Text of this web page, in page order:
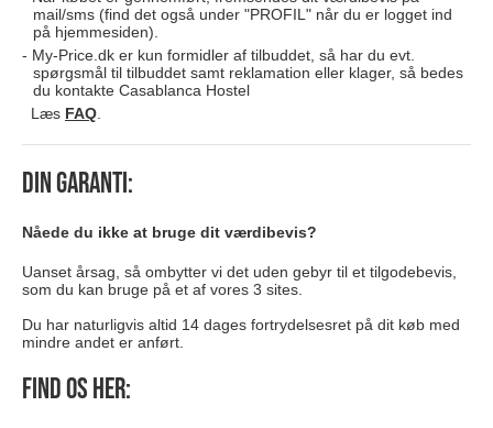
mail/sms (find det også under "PROFIL" når du er logget ind
på hjemmesiden).
My-Price.dk er kun formidler af tilbuddet, så har du evt.
spørgsmål til tilbuddet samt reklamation eller klager, så bedes
du kontakte Casablanca Hostel
Læs FAQ.
Din garanti:
Nåede du ikke at bruge dit værdibevis?
Uanset årsag, så ombytter vi det uden gebyr til et tilgodebevis,
som du kan bruge på et af vores 3 sites.
Du har naturligvis altid 14 dages fortrydelsesret på dit køb med
mindre andet er anført.
Find os her: